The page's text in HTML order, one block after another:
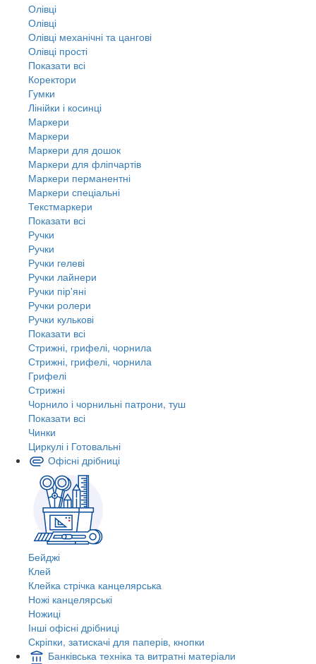
Олівці
Олівці
Олівці механічні та цангові
Олівці прості
Показати всі
Коректори
Гумки
Лінійки і косинці
Маркери
Маркери
Маркери для дошок
Маркери для фліпчартів
Маркери перманентні
Маркери спеціальні
Текстмаркери
Показати всі
Ручки
Ручки
Ручки гелеві
Ручки лайнери
Ручки пір'яні
Ручки ролери
Ручки кулькові
Показати всі
Стрижні, грифелі, чорнила
Стрижні, грифелі, чорнила
Грифелі
Стрижні
Чорнило і чорнильні патрони, туш
Показати всі
Чинки
Циркулі і Готовальні
Офісні дрібниці
Бейджі
Клей
Клейка стрічка канцелярська
Ножі канцелярські
Ножиці
Інші офісні дрібниці
Скріпки, затискачі для паперів, кнопки
Банківська техніка та витратні матеріали